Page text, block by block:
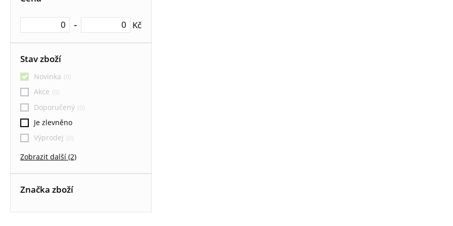
Textilní roletky DEN / NOC
Vertikální žaluzie
Dřevěné žaluzie
- Kč
Stav zboží
Novinka
Akce
Doporučený
Je zlevněno
Výprodej
Zobrazit další (2)
Značka zboží